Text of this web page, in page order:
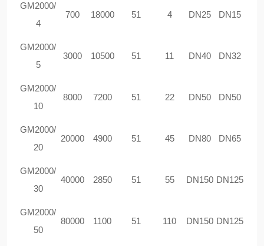
GM2000/
4
700 18000 51 4 DN25 DN15
GM2000/
5
3000 10500 51 11 DN40 DN32
GM2000/
10
8000 7200 51 22 DN50 DN50
GM2000/
20
20000 4900 51 45 DN80 DN65
GM2000/
30
40000 2850 51 55 DN150 DN125
GM2000/
50
80000 1100 51 110 DN150 DN125